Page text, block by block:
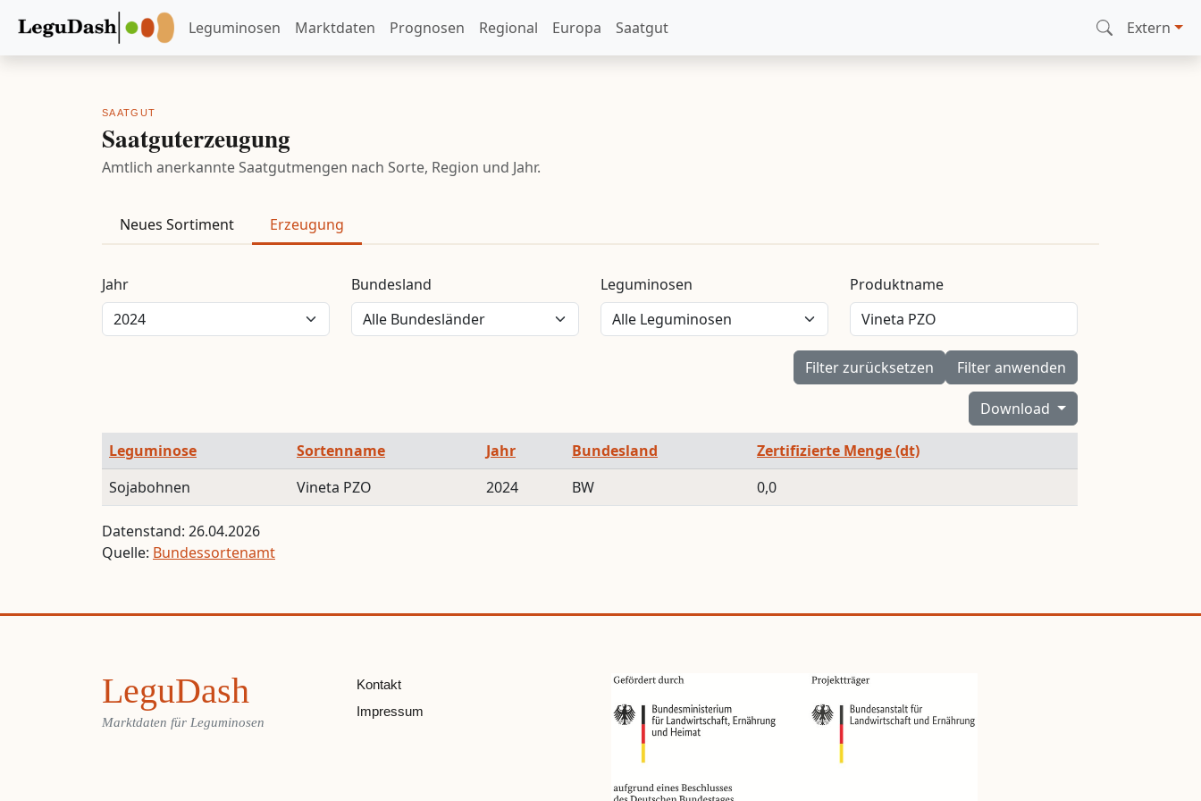
Leguminosen Marktdaten Prognosen Regional Europa Saatgut Extern
SAATGUT
Saatguterzeugung
Amtlich anerkannte Saatgutmengen nach Sorte, Region und Jahr.
Neues Sortiment Erzeugung
Jahr Bundesland Leguminosen Produktname
Filter zurücksetzen Filter anwenden
Download
Leguminose Sortenname Jahr Bundesland
Zertifizierte Menge (dt)
Sojabohnen
Vineta PZO 2024 BW 0,0
Datenstand: 26.04.2026
Quelle: Bundessortenamt
LeguDash
Marktdaten für Leguminosen
Kontakt
Impressum